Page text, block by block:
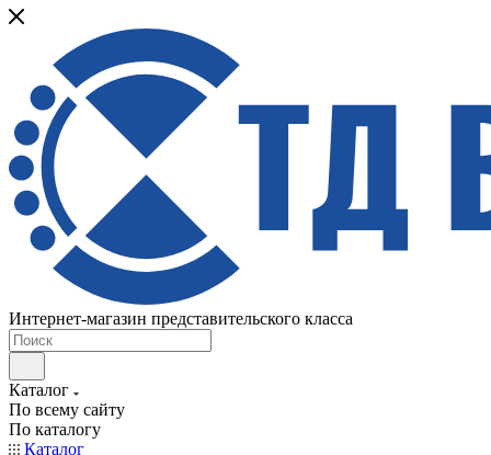
Интернет-магазин представительского класса
Каталог
По всему сайту
По каталогу
Каталог